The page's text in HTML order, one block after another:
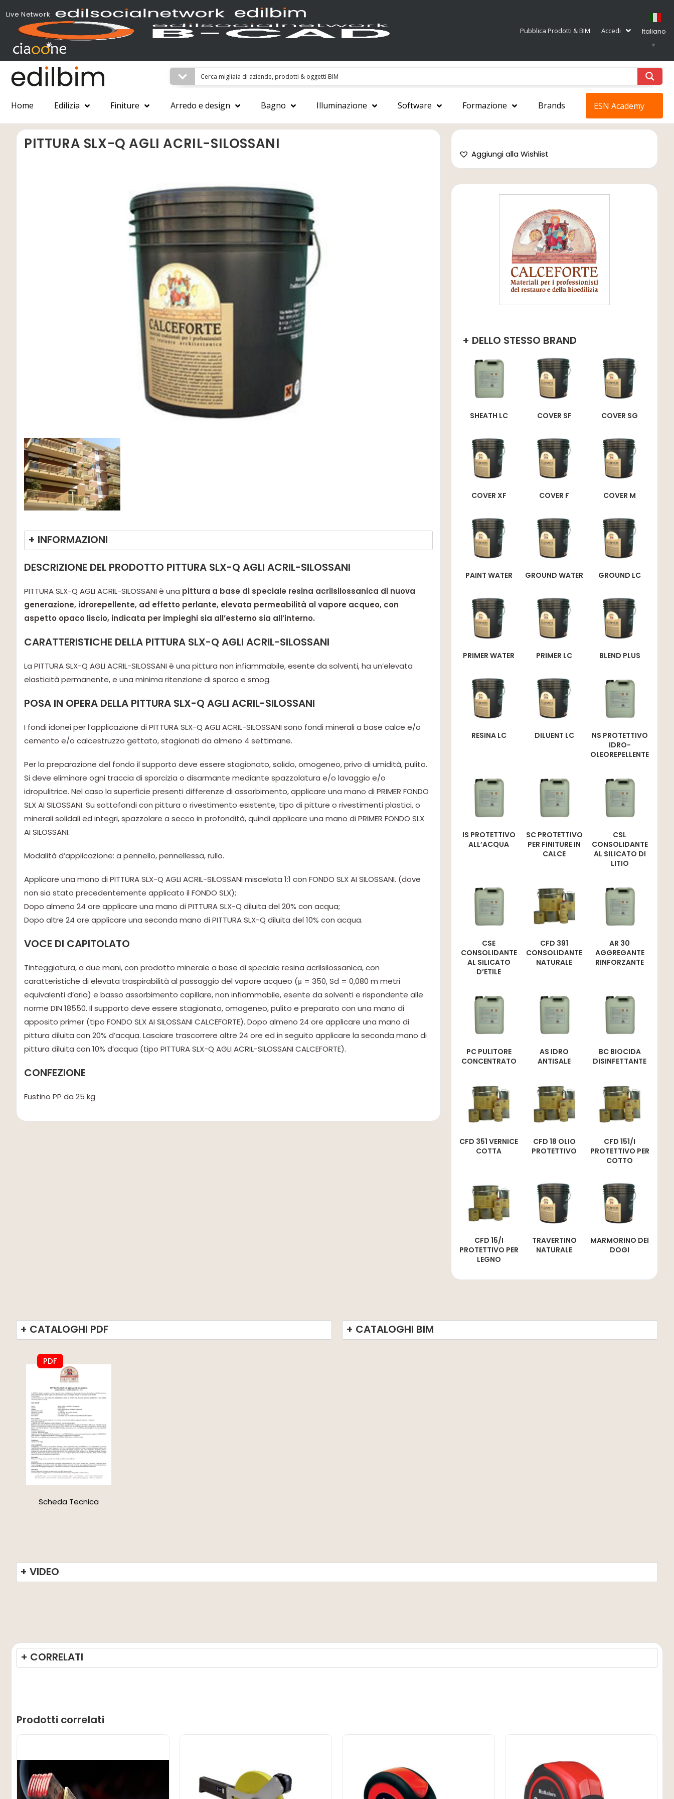
Live Network
Pubblica Prodotti & BIM Accedi
Italiano
▼
Home Edilizia Finiture Arredo e design Bagno Illuminazione Software Formazione Brands ESN Academy
PITTURA SLX-Q AGLI ACRIL-SILOSSANI
+ INFORMAZIONI
DESCRIZIONE DEL PRODOTTO PITTURA SLX-Q AGLI ACRIL-SILOSSANI
PITTURA SLX-Q AGLI ACRIL-SILOSSANI è una pittura a base di speciale resina acrilsilossanica di nuova
generazione, idrorepellente, ad effetto perlante, elevata permeabilità al vapore acqueo, con
aspetto opaco liscio, indicata per impieghi sia all’esterno sia all’interno.
CARATTERISTICHE DELLA PITTURA SLX-Q AGLI ACRIL-SILOSSANI
La PITTURA SLX-Q AGLI ACRIL-SILOSSANI è una pittura non infiammabile, esente da solventi, ha un’elevata
elasticità permanente, e una minima ritenzione di sporco e smog.
POSA IN OPERA DELLA PITTURA SLX-Q AGLI ACRIL-SILOSSANI
I fondi idonei per l’applicazione di PITTURA SLX-Q AGLI ACRIL-SILOSSANI sono fondi minerali a base calce e/o
cemento e/o calcestruzzo gettato, stagionati da almeno 4 settimane.
Per la preparazione del fondo il supporto deve essere stagionato, solido, omogeneo, privo di umidità, pulito.
Si deve eliminare ogni traccia di sporcizia o disarmante mediante spazzolatura e/o lavaggio e/o
idropulitrice. Nel caso la superficie presenti differenze di assorbimento, applicare una mano di PRIMER FONDO
SLX AI SILOSSANI. Su sottofondi con pittura o rivestimento esistente, tipo di pitture o rivestimenti plastici, o
minerali solidali ed integri, spazzolare a secco in profondità, quindi applicare una mano di PRIMER FONDO SLX
AI SILOSSANI.
Modalità d’applicazione: a pennello, pennellessa, rullo.
Applicare una mano di PITTURA SLX-Q AGLI ACRIL-SILOSSANI miscelata 1:1 con FONDO SLX AI SILOSSANI. (dove
non sia stato precedentemente applicato il FONDO SLX);
Dopo almeno 24 ore applicare una mano di PITTURA SLX-Q diluita del 20% con acqua;
Dopo altre 24 ore applicare una seconda mano di PITTURA SLX-Q diluita del 10% con acqua.
VOCE DI CAPITOLATO
Tinteggiatura, a due mani, con prodotto minerale a base di speciale resina acrilsilossanica, con
caratteristiche di elevata traspirabilità al passaggio del vapore acqueo (μ = 350, Sd = 0,080 m metri
equivalenti d’aria) e basso assorbimento capillare, non infiammabile, esente da solventi e rispondente alle
norme DIN 18550. Il supporto deve essere stagionato, omogeneo, pulito e preparato con una mano di
apposito primer (tipo FONDO SLX AI SILOSSANI CALCEFORTE). Dopo almeno 24 ore applicare una mano di
pittura diluita con 20% d’acqua. Lasciare trascorrere altre 24 ore ed in seguito applicare la seconda mano di
pittura diluita con 10% d’acqua (tipo PITTURA SLX-Q AGLI ACRIL-SILOSSANI CALCEFORTE).
CONFEZIONE
Fustino PP da 25 kg
Aggiungi alla Wishlist
+ DELLO STESSO BRAND
SHEATH LC COVER SF COVER SG
COVER XF COVER F COVER M
PAINT WATER GROUND WATER GROUND LC
PRIMER WATER PRIMER LC BLEND PLUS
RESINA LC DILUENT LC
NS PROTETTIVO
IDRO-
OLEOREPELLENTE
IS PROTETTIVO
ALL’ACQUA
SC PROTETTIVO
PER FINITURE IN
CALCE
CSL
CONSOLIDANTE
AL SILICATO DI
LITIO
CSE
CONSOLIDANTE
AL SILICATO
D’ETILE
CFD 391
CONSOLIDANTE
NATURALE
AR 30
AGGREGANTE
RINFORZANTE
PC PULITORE
CONCENTRATO
AS IDRO
ANTISALE
BC BIOCIDA
DISINFETTANTE
CFD 351 VERNICE
COTTA
CFD 18 OLIO
PROTETTIVO
CFD 151/I
PROTETTIVO PER
COTTO
CFD 15/I
PROTETTIVO PER
LEGNO
TRAVERTINO
NATURALE
MARMORINO DEI
DOGI
+ CATALOGHI PDF
PDF
Scheda Tecnica
+ CATALOGHI BIM
+ VIDEO
+ CORRELATI
Prodotti correlati